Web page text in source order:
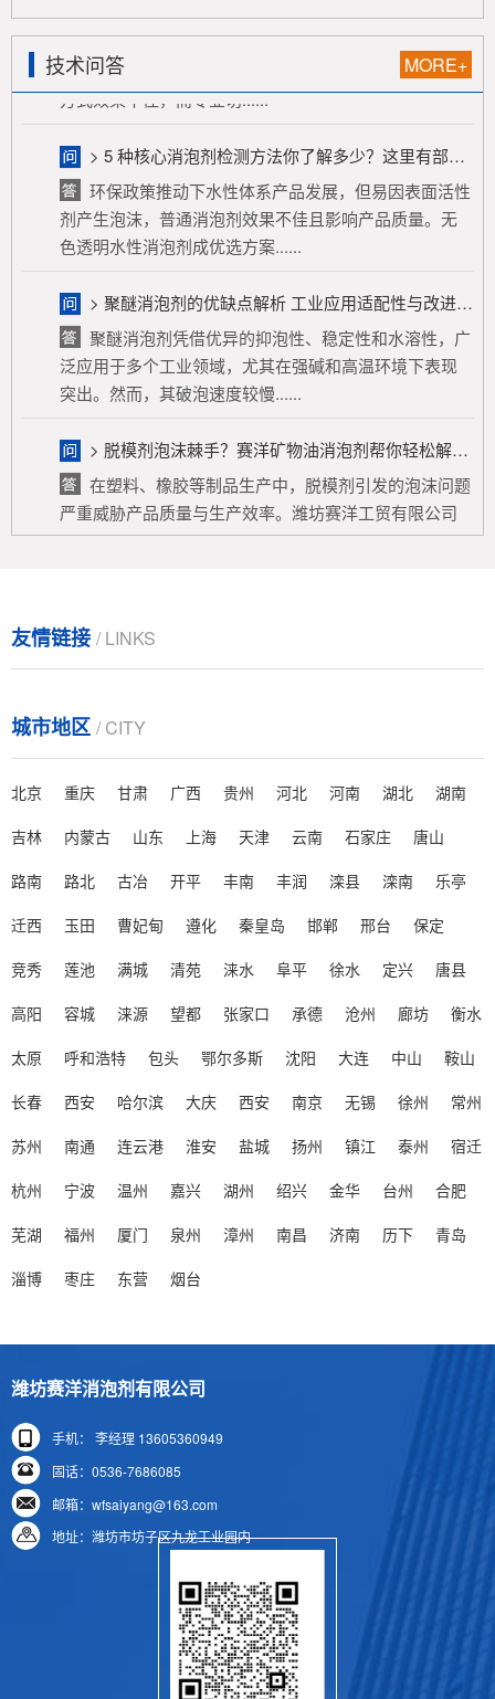
技术问答 MORE+
产品质量、生产进度与成本，成为“隐形杀手”。传统除泡
方式效果不佳，而专业切......
环保政策推动下水性体系产品发展，但易因表面活性
剂产生泡沫，普通消泡剂效果不佳且影响产品质量。无
色透明水性消泡剂成优选方案......
聚醚消泡剂凭借优异的抑泡性、稳定性和水溶性，广
泛应用于多个工业领域，尤其在强碱和高温环境下表现
突出。然而，其破泡速度较慢......
在塑料、橡胶等制品生产中，脱模剂引发的泡沫问题
严重威胁产品质量与生产效率。潍坊赛洋工贸有限公司
推出的矿物油消泡剂，通过快......
而出，有应用案例佐证。选型......
农药使用中泡沫问题影响药效和环境，成因包括表面
降低、资源浪费、环境污染和......
> 在动液传动中液压油不可避免的存在起泡沫的问题该如何解决？
在动液传动中液压油不可避免的存在起泡沫的问题该
如何解决？...
> 潍坊赛洋介绍影响泡沫稳定性的主要因素
潍坊赛洋介绍影响泡沫稳定性的主要因素。实际存在
> 消泡剂分析烃链长度不同的脂肪酸皂临界胶束浓度及泡沫稳定性
常产生协同作用。研究比较多的，是十二 烷基硫酸钠 "
水 &qu......
> 废水消泡剂，快速消除生化池顽固泡沫，防止溢流与菌胶团破坏，提升污水处理效率与出水水质
废水消泡剂是污水处理关键辅料，能快速消除生化池
> 切削液生产泡沫泛滥？隐形杀手无需慌，消泡剂力挽狂澜轻松搞定
产品质量、生产进度与成本，成为“隐形杀手”。传统除泡
方式效果不佳，而专业切......
> 5 种核心消泡剂检测方法你了解多少？这里有部分答案……
剂产生泡沫，普通消泡剂效果不佳且影响产品质量。无
色透明水性消泡剂成优选方案......
> 聚醚消泡剂的优缺点解析 工业应用适配性与改进方向
友情链接 / LINKS
城市地区 / CITY
北京 重庆 甘肃 广西 贵州 河北 河南 湖北
湖南
吉林
内蒙古 山东 上海 天津 云南 石家庄
唐山
路南
路北 古冶 开平 丰南 丰润 滦县 滦南
乐亭
迁西
玉田 曹妃甸 遵化 秦皇岛 邯郸 邢台
保定
竞秀
莲池 满城 清苑 涞水 阜平 徐水 定兴
唐县
高阳
容城 涞源 望都 张家口 承德 沧州 廊坊
衡水
太原
呼和浩特 包头 鄂尔多斯 沈阳 大连 中山
鞍山
长春
西安 哈尔滨 大庆 西安 南京 无锡 徐州
常州
苏州
南通 连云港 淮安 盐城 扬州 镇江 泰州
宿迁
杭州
宁波 温州 嘉兴 湖州 绍兴 金华 台州
合肥
芜湖
福州 厦门 泉州 漳州 南昌 济南 历下
青岛
淄博
枣庄 东营 烟台
潍坊赛洋消泡剂有限公司
手机： 李经理 13605360949
固话：0536-7686085
邮箱：wfsaiyang@163.com
地址：潍坊市坊子区九龙工业园内